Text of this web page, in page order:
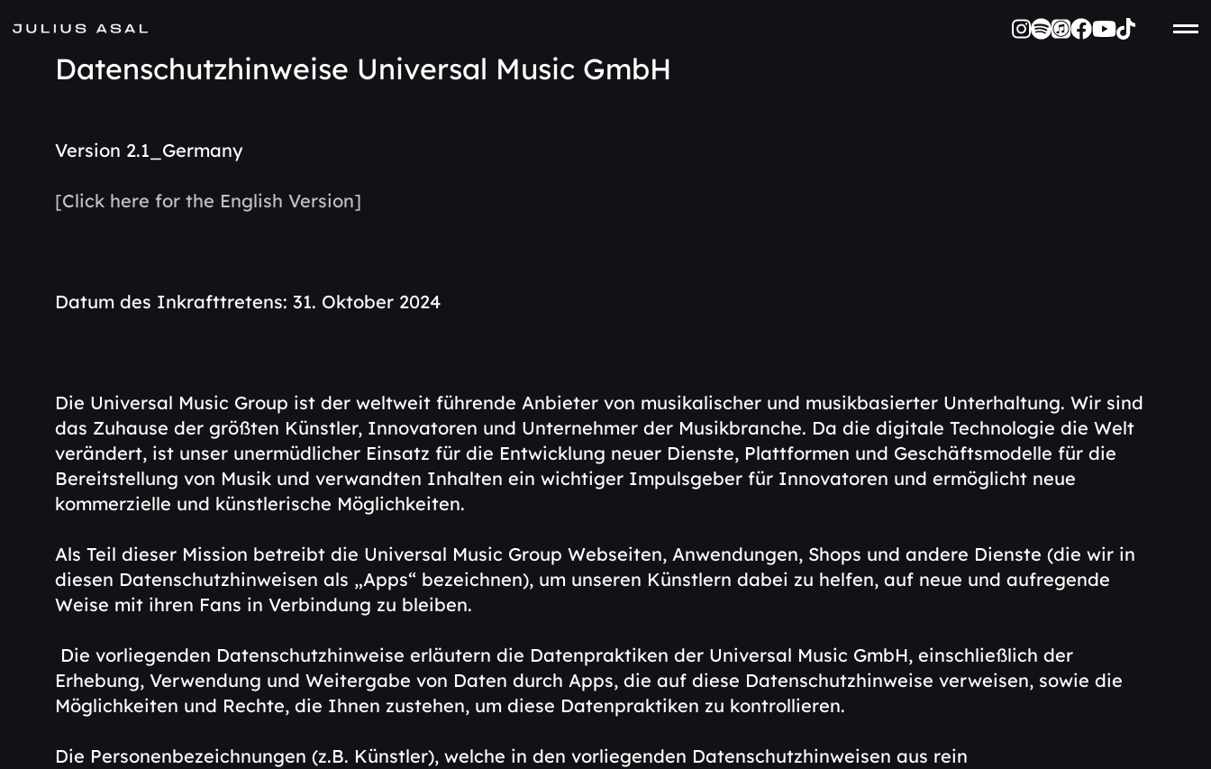
to
Gallery
Biography
Contact
Datenschutzhinweise Universal Music GmbH
Version 2.1_Germany
[Click here for the English Version]
Datum des Inkrafttretens: 31. Oktober 2024
Die Universal Music Group ist der weltweit führende Anbieter von musikalischer und musikbasierter Unterhaltung. Wir sind
das Zuhause der größten Künstler, Innovatoren und Unternehmer der Musikbranche. Da die digitale Technologie die Welt
verändert, ist unser unermüdlicher Einsatz für die Entwicklung neuer Dienste, Plattformen und Geschäftsmodelle für die
Bereitstellung von Musik und verwandten Inhalten ein wichtiger Impulsgeber für Innovatoren und ermöglicht neue
kommerzielle und künstlerische Möglichkeiten.
Als Teil dieser Mission betreibt die Universal Music Group Webseiten, Anwendungen, Shops und andere Dienste (die wir in
diesen Datenschutzhinweisen als „Apps“ bezeichnen), um unseren Künstlern dabei zu helfen, auf neue und aufregende
Weise mit ihren Fans in Verbindung zu bleiben.
Die vorliegenden Datenschutzhinweise erläutern die Datenpraktiken der Universal Music GmbH, einschließlich der
Erhebung, Verwendung und Weitergabe von Daten durch Apps, die auf diese Datenschutzhinweise verweisen, sowie die
Möglichkeiten und Rechte, die Ihnen zustehen, um diese Datenpraktiken zu kontrollieren.
Die Personenbezeichnungen (z.B. Künstler), welche in den vorliegenden Datenschutzhinweisen aus rein